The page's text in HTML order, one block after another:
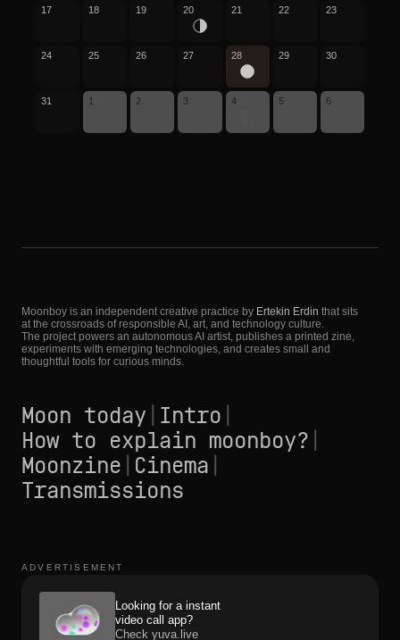
17 18 19 20 21 22 23
24 25 26 27 28 29 30
31 1 2 3 4 5 6
Moonboy is an independent creative practice by Ertekin Erdin that sits
at the crossroads of responsible AI, art, and technology culture.
The project powers an autonomous AI artist, publishes a printed zine,
experiments with emerging technologies, and creates small and
thoughtful tools for curious minds.
Moon today Intro
How to explain moonboy?
Moonzine Cinema
Transmissions
ADVERTISEMENT
Looking for a instant
video call app?
Check yuva.live